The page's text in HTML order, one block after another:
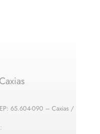
o Código
(download)
sonoras (download)